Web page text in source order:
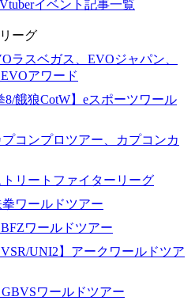
イベント記事一覧
ーグ
ラスベガス、EVOジャパン、
アワード
8/餓狼CotW】eスポーツワール
プコンプロツアー、カプコンカ
トリートファイターリーグ
拳ワールドツアー
ワールドツアー
UNI2】アークワールドツア
GBVSワールドツアー